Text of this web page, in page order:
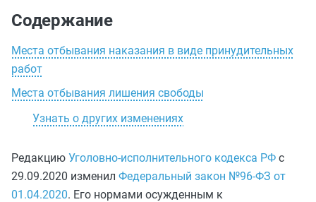
Содержание
Места отбывания наказания в виде принудительных
работ
Места отбывания лишения свободы
Узнать о других изменениях
Редакцию Уголовно-исполнительного кодекса РФ с
29.09.2020 изменил Федеральный закон №96-ФЗ от
01.04.2020. Его нормами осужденным к